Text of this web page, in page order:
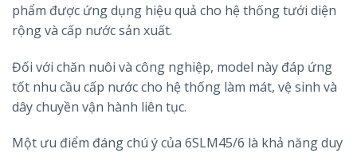
phẩm được ứng dụng hiệu quả cho hệ thống tưới diện
rộng và cấp nước sản xuất.
Đối với chăn nuôi và công nghiệp, model này đáp ứng
tốt nhu cầu cấp nước cho hệ thống làm mát, vệ sinh và
dây chuyền vận hành liên tục.
Một ưu điểm đáng chú ý của 6SLM45/6 là khả năng duy